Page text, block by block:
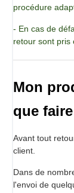
procédure
- En cas de
retour sont pris
Mon
que
Avant tout
client.
Dans de
l'envoi de